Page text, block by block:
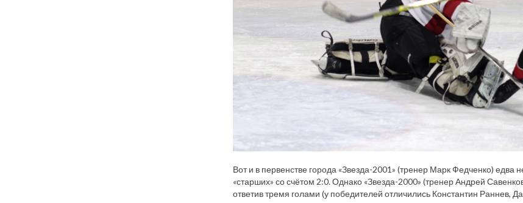
Вот и в первенстве города «Звезда-2001» (тренер Марк Федченко)
«старших» со счётом 2:0. Однако «Звезда-2000» (тренер Андрей
ответив тремя голами (у победителей отличились Константин Раннев,